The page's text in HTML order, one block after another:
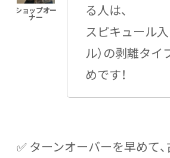
る人は、
スピキュール入
ル）の剥離タイ
めです！
✅ ターンオーバーを早めて